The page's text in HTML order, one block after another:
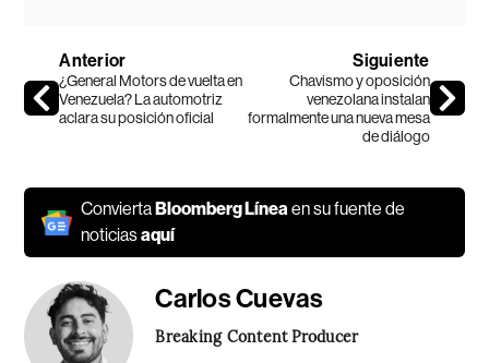
Anterior
¿General Motors de vuelta en
Venezuela? La automotriz
aclara su posición oficial
Siguiente
Chavismo y oposición
venezolana instalan
formalmente una nueva mesa
de diálogo
Convierta Bloomberg Líneaen su fuente de
noticiasaquí
Carlos Cuevas
Breaking Content Producer